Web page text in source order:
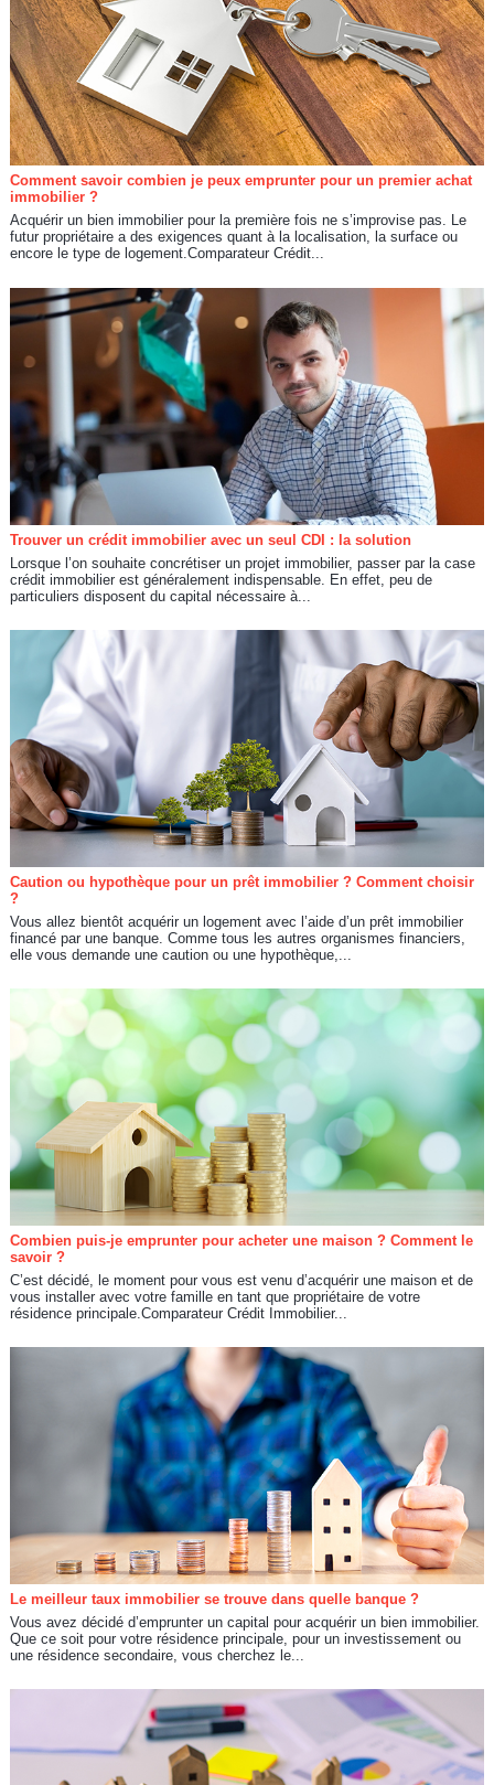
Comment savoir combien je peux emprunter pour un premier achat
immobilier ?
Acquérir un bien immobilier pour la première fois ne s’improvise pas. Le
futur propriétaire a des exigences quant à la localisation, la surface ou
encore le type de logement.Comparateur Crédit...
Trouver un crédit immobilier avec un seul CDI : la solution
Lorsque l’on souhaite concrétiser un projet immobilier, passer par la case
crédit immobilier est généralement indispensable. En effet, peu de
particuliers disposent du capital nécessaire à...
Caution ou hypothèque pour un prêt immobilier ? Comment choisir
?
Vous allez bientôt acquérir un logement avec l’aide d’un prêt immobilier
financé par une banque. Comme tous les autres organismes financiers,
elle vous demande une caution ou une hypothèque,...
Combien puis-je emprunter pour acheter une maison ? Comment le
savoir ?
C’est décidé, le moment pour vous est venu d’acquérir une maison et de
vous installer avec votre famille en tant que propriétaire de votre
résidence principale.Comparateur Crédit Immobilier...
Le meilleur taux immobilier se trouve dans quelle banque ?
Vous avez décidé d’emprunter un capital pour acquérir un bien immobilier.
Que ce soit pour votre résidence principale, pour un investissement ou
une résidence secondaire, vous cherchez le...